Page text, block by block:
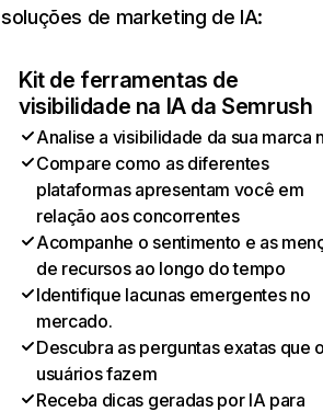
soluções de marketing de IA:
Kit de ferramentas de
visibilidade na IA da Semrush
Analise a visibilidade da sua marca
Compare como as diferentes
plataformas apresentam você em
relação aos concorrentes
Acompanhe o sentimento e as
de recursos ao longo do tempo
Identifique lacunas emergentes no
mercado.
Descubra as perguntas exatas que
usuários fazem
Receba dicas geradas por IA para